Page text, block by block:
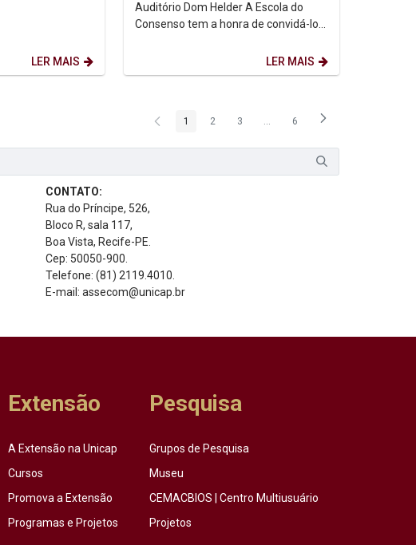
LER MAIS
Auditório Dom Helder A Escola do
Consenso tem a honra de convidá-los
LER MAIS
Página
1 Página
2 Página
3 ...Páginas intermediárias Usar
Página
6
CONTATO:
Rua do Príncipe, 526,
Bloco R, sala 117,
Boa Vista, Recife-PE.
Cep: 50050-900.
Telefone: (81) 2119.4010.
E-mail: assecom@unicap.br
Extensão
A Extensão na Unicap
Cursos
Promova a Extensão
Programas e Projetos
Pesquisa
Grupos de Pesquisa
Museu
CEMACBIOS | Centro Multiusuário
Projetos